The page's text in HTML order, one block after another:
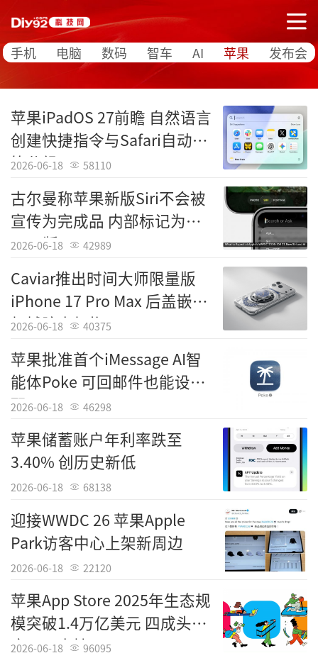
手机 电脑 数码 智车 AI 苹果 发布会
苹果iPadOS 27前瞻 自然语言
创建快捷指令与Safari自动标
签分组
2026-06-18 58110
古尔曼称苹果新版Siri不会被
宣传为完成品 内部标记为
Beta版
2026-06-18 42989
Caviar推出时间大师限量版
iPhone 17 Pro Max 后盖嵌入
机械腕表机构
2026-06-18 40375
苹果批准首个iMessage AI智
能体Poke 可回邮件也能设提
醒
2026-06-18 46298
苹果储蓄账户年利率跌至
3.40% 创历史新低
2026-06-18 68138
迎接WWDC 26 苹果Apple
Park访客中心上架新周边
2026-06-18 22120
苹果App Store 2025年生态规
模突破1.4万亿美元 四成头部
应用已支持AI
2026-06-18 96095